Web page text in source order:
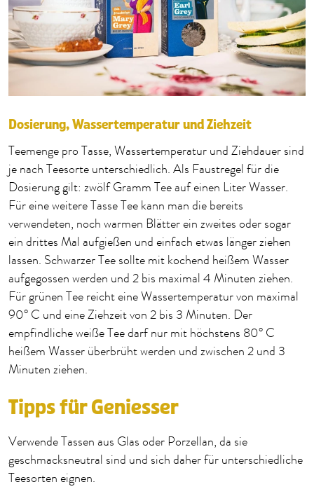
Dosierung, Wassertemperatur und Ziehzeit
Teemenge pro Tasse, Wassertemperatur und Ziehdauer sind
je nach Teesorte unterschiedlich. Als Faustregel für die
Dosierung gilt: zwölf Gramm Tee auf einen Liter Wasser.
Für eine weitere Tasse Tee kann man die bereits
verwendeten, noch warmen Blätter ein zweites oder sogar
ein drittes Mal aufgießen und einfach etwas länger ziehen
lassen. Schwarzer Tee sollte mit kochend heißem Wasser
aufgegossen werden und 2 bis maximal 4 Minuten ziehen.
Für grünen Tee reicht eine Wassertemperatur von maximal
90° C und eine Ziehzeit von 2 bis 3 Minuten. Der
empfindliche weiße Tee darf nur mit höchstens 80° C
heißem Wasser überbrüht werden und zwischen 2 und 3
Minuten ziehen.
Tipps für Geniesser
Verwende Tassen aus Glas oder Porzellan, da sie
geschmacksneutral sind und sich daher für unterschiedliche
Teesorten eignen.